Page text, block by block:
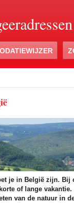
je in België zijn.
of lange
van de natuur in